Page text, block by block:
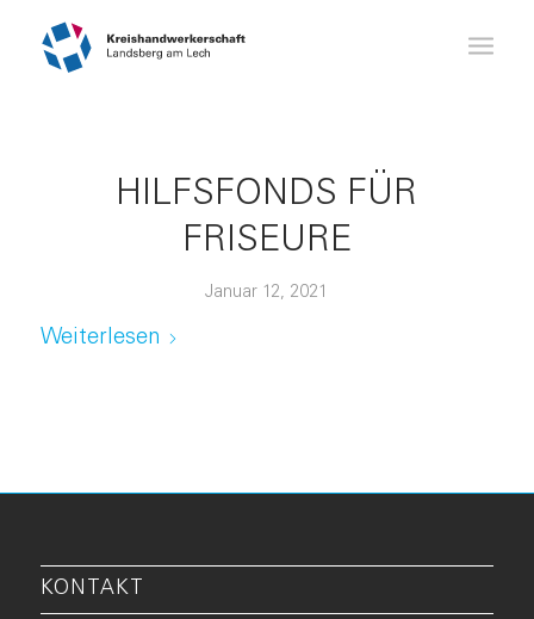
HILFSFONDS FÜR
FRISEURE
Januar 12, 2021
Weiterlesen
KONTAKT